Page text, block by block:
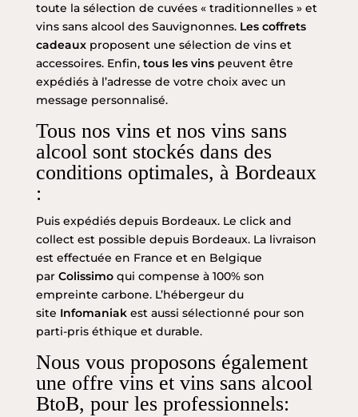
toute la sélection de cuvées « traditionnelles » et
vins sans alcool des Sauvignonnes. Les coffrets
cadeauxproposent une sélection de vins et
accessoires. Enfin, tous les vinspeuvent être
expédiés à l’adresse de votre choix avec un
message personnalisé.
Tous nos vins et nos vins sans
alcool sont stockés dans des
conditions optimales, à Bordeaux
:
Puis expédiés depuis Bordeaux. Le click and
collect est possible depuis Bordeaux. La livraison
est effectuée en France et en Belgique
par Colissimo qui compense à 100% son
empreinte carbone. L’hébergeur du
site Infomaniak est aussi sélectionné pour son
parti-pris éthique et durable.
Nous vous proposons également
une offre vins et vins sans alcool
BtoB, pour les professionnels: